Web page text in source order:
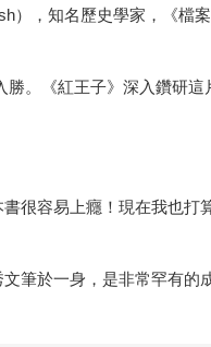
），知名歷史學家，《檔
勝。《紅王子》深入鑽研這
很容易上癮！現在我也打
筆於一身，是非常罕有的